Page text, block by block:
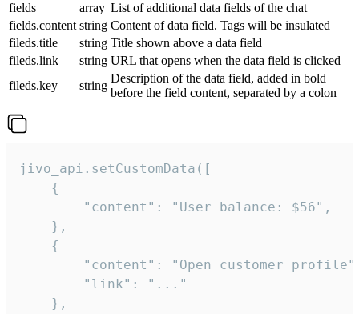
fields
array List of additional data fields of the chat
fields.content string Content of data field. Tags will be insulated
fileds.title
string Title shown above a data field
fileds.link
string URL that opens when the data field is clicked
fileds.key
string
Description of the data field, added in bold
before the field content, separated by a colon
jivo_api.setCustomData([
    {
        "content": "User balance: $56",
    },
    {
"content": "Open customer
        "link": "..."
    },